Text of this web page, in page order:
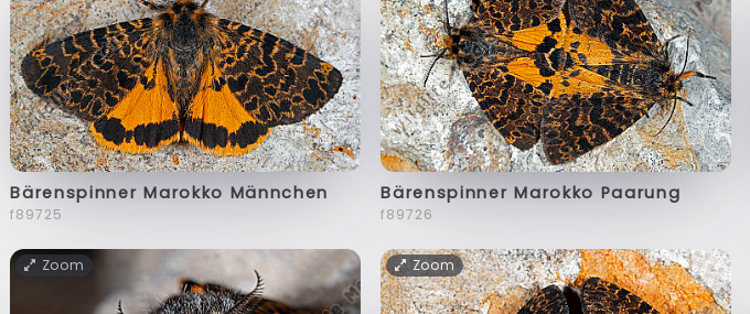
Bärenspinner Marokko Männchen
f89725
Bärenspinner Marokko Paarung
f89726
Zoom Zoom